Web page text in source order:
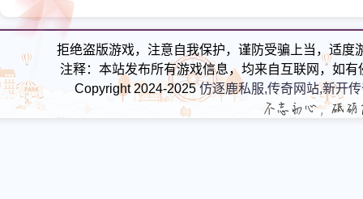
拒绝盗版游戏，注意自我保护，谨防受骗上当，适
注释：本站发布所有游戏信息，均来自互联网，如
Copyright 2024-2025仿逐鹿私服,传奇网站,新开